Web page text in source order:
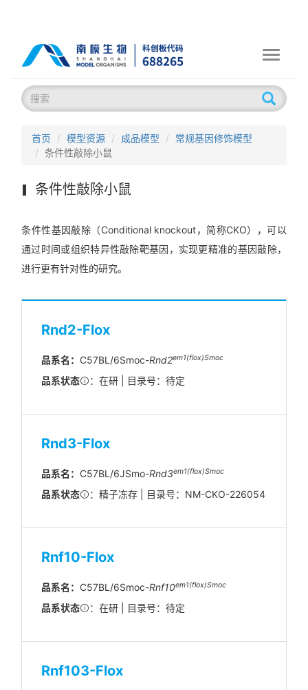
Toggle
首页 模型资源 成品模型
常规基因修饰模型
条件性敲除小鼠
条件性敲除小鼠
条件性基因敲除（Conditional knockout，简称CKO），可以
通过时间或组织特异性敲除靶基因，实现更精准的基因敲除，
进行更有针对性的研究。
Rnd2-Flox
品系名： C57BL/6Smoc-Rnd2em1(flox)Smoc
品系状态 ：在研 | 目录号：待定
Rnd3-Flox
品系名： C57BL/6JSmo-Rnd3em1(flox)Smoc
品系状态 ：精子冻存 | 目录号：NM-CKO-226054
Rnf10-Flox
品系名： C57BL/6Smoc-Rnf10em1(flox)Smoc
品系状态 ：在研 | 目录号：待定
Rnf103-Flox